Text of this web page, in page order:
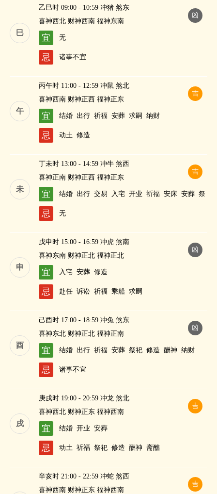
巳
凶
乙巳时 09:00 - 10:59 冲猪 煞东
喜神西北 财神西南 福神东南
宜 无
忌 诸事不宜
午
吉
丙午时 11:00 - 12:59 冲鼠 煞北
喜神西南 财神正西 福神正东
宜 结婚 出行 祈福 安葬 求嗣 纳财
忌 动土 修造
未
吉
丁未时 13:00 - 14:59 冲牛 煞西
喜神正南 财神正西 福神正东
宜 结婚 出行 交易 入宅 开业 祈福 安床 安葬 祭
忌 无
申
凶
戊申时 15:00 - 16:59 冲虎 煞南
喜神东南 财神正北 福神正北
宜 入宅 安葬 修造
忌 赴任 诉讼 祈福 乘船 求嗣
酉
凶
己酉时 17:00 - 18:59 冲兔 煞东
喜神东北 财神正北 福神正南
宜 结婚 出行 祈福 安葬 祭祀 修造 酬神 纳财
忌 诸事不宜
戌
吉
庚戌时 19:00 - 20:59 冲龙 煞北
喜神西北 财神正东 福神西南
宜 结婚 开业 安葬
忌 动土 祈福 祭祀 修造 酬神 斋醮
吉
辛亥时 21:00 - 22:59 冲蛇 煞西
喜神西南 财神正东 福神西南